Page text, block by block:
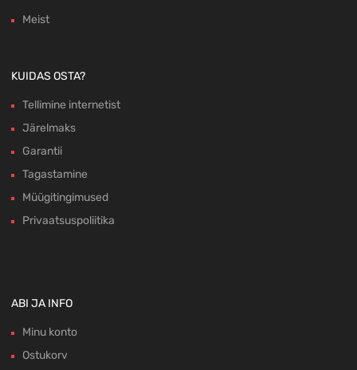
Meist
KUIDAS OSTA?
Tellimine internetist
Järelmaks
Garantii
Tagastamine
Müügitingimused
Privaatsuspoliitika
ABI JA INFO
Minu konto
Ostukorv